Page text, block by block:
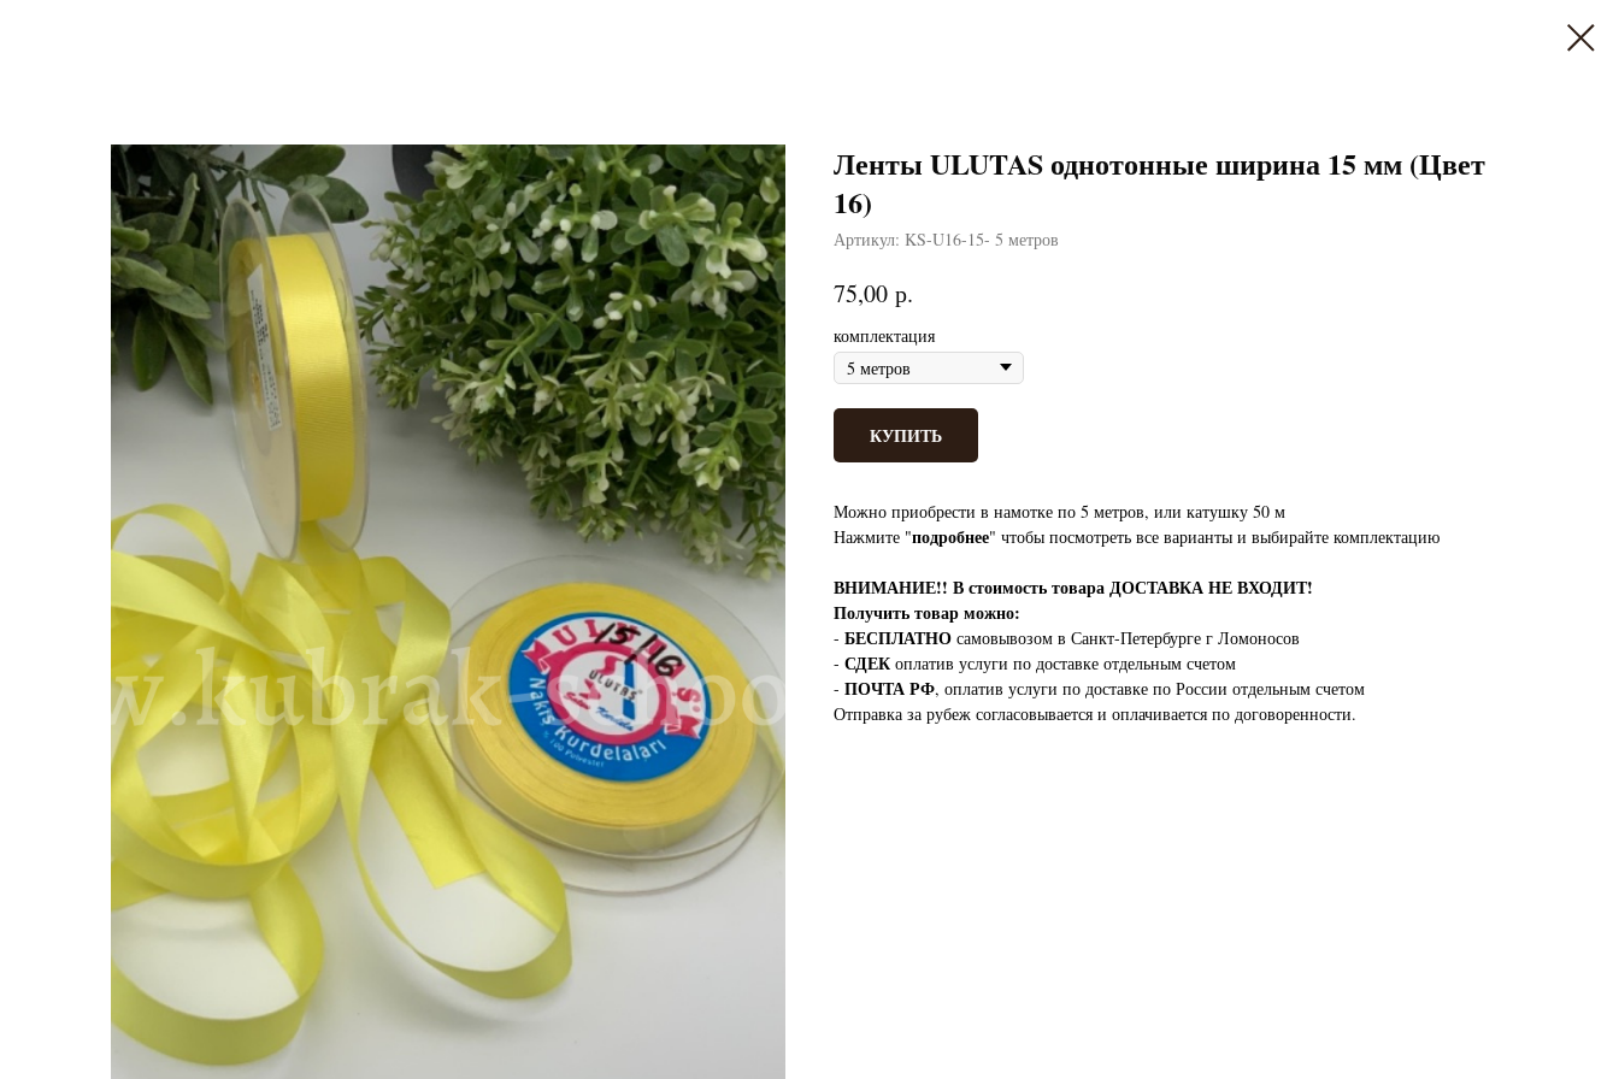
Ленты ULUTAS однотонные ширина 15 мм (Цвет
16)
Артикул: KS-U16-15- 5 метров
75,00 р.
комплектация
КУПИТЬ
Можно приобрести в намотке по 5 метров, или катушку 50 м
Нажмите "подробнее" чтобы посмотреть все варианты и выбирайте комплектацию
ВНИМАНИЕ!! В стоимость товара ДОСТАВКА НЕ ВХОДИТ!
Получить товар можно:
- БЕСПЛАТНО самовывозом в Санкт-Петербурге г Ломоносов
- СДЕК оплатив услуги по доставке отдельным счетом
- ПОЧТА РФ, оплатив услуги по доставке по России отдельным счетом
Отправка за рубеж согласовывается и оплачивается по договоренности.